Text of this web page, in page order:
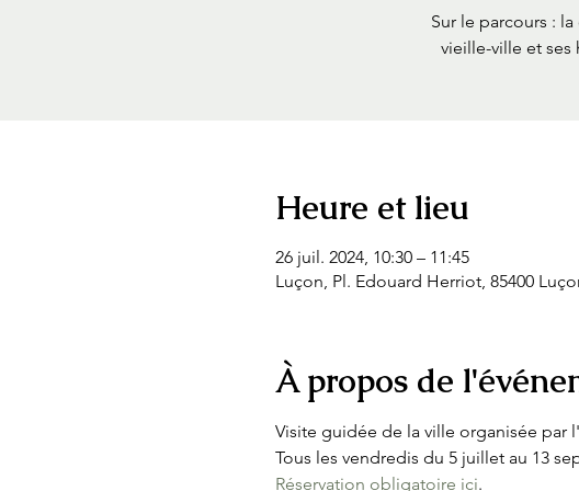
Sur le parcours :
vieille-ville et
Heure et lieu
26 juil. 2024, 10:30 – 11:45
Luçon, Pl. Edouard Herriot, 85400
À propos de
Visite guidée de la ville organisée par
Tous les vendredis du 5 juillet au 13
Réservation obligatoire ici.